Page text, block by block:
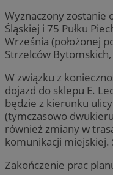
Wyznaczony zostanie
Śląskiej i 75 Pułku
Września (położonej
Strzelców
W związku z
dojazd do sklepu E.
będzie z kierunku
(tymczasowo
również zmiany w
komunikacji miejskiej.
Zakończenie prac